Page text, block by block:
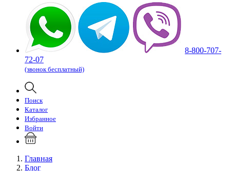
8-800-707-
72-07
(звонок бесплатный)
Поиск
Каталог
Избранное
Войти
Главная
Блог